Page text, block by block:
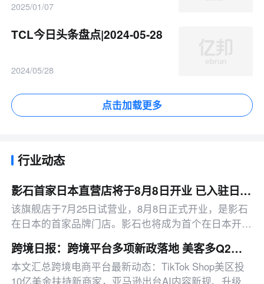
2025/01/07
TCL今日头条盘点|2024-05-28
2024/05/28
点击加载更多
行业动态
影石首家日本直营店将于8月8日开业 已入驻日本约1500家线下零售渠道
该旗舰店于7月25日试营业，8月8日正式开业，是影石
在日本的首家品牌门店。影石也将成为首个在日本开设
跨境日报：跨境平台多项新政落地 美客多Q2营收同比增50%
本文汇总跨境电商平台最新动态：TikTok Shop美区投